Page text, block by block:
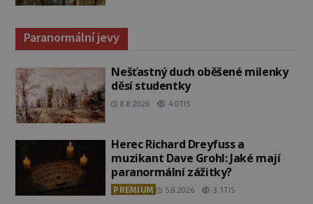
Paranormální jevy
Nešťastný duch oběšené milenky
děsí studentky
8.8.2026 4.0TIS
Herec Richard Dreyfuss a
muzikant Dave Grohl: Jaké mají
paranormální zážitky?
PREMIUM 5.8.2026 3.1TIS